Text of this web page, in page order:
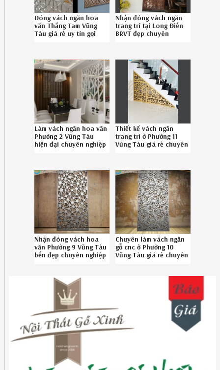
Đóng vách ngăn hoa
văn Thắng Tam Vũng
Tàu giá rẻ uy tín gọi
Nhận đóng vách ngăn
trang trí tại Long Điền
BRVT đẹp chuyên
Làm vách ngăn hoa văn
Phường 2 Vũng Tàu
hiện đại chuyên nghiệp
Thiết kế vách ngăn
trang trí ở Phường 11
Vũng Tàu giá rẻ chuyên
Nhận đóng vách hoa
văn Phường 9 Vũng Tàu
bền đẹp chuyên nghiệp
Chuyên làm vách ngăn
gỗ cnc ở Phường 10
Vũng Tàu giá rẻ chuyên